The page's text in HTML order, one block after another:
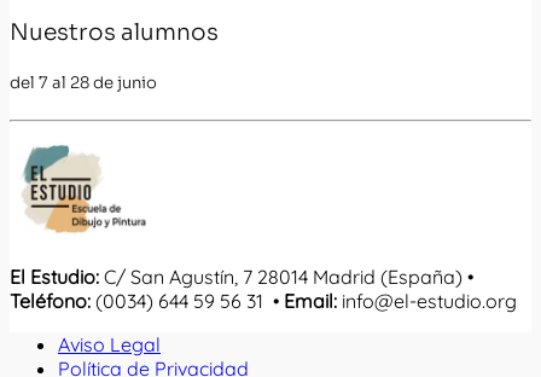
Nuestros alumnos
del 7 al 28 de junio
El Estudio: C/ San Agustín, 7 28014 Madrid (España) •
Teléfono: (0034) 644 59 56 31 • Email: info@el-estudio.org
Aviso Legal
Política de Privacidad